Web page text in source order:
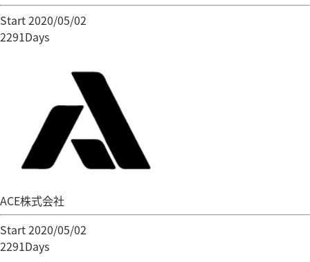
Start 2020/05/02
2291Days
ACE株式会社
Start 2020/05/02
2291Days